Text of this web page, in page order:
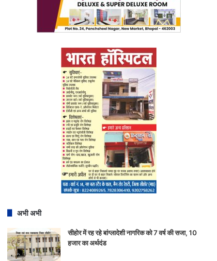
अभी अभी
सीहोर में रह रहे बांग्लादेशी नागरिक को 7 वर्ष की सजा, 10
हजार का अर्थदंड